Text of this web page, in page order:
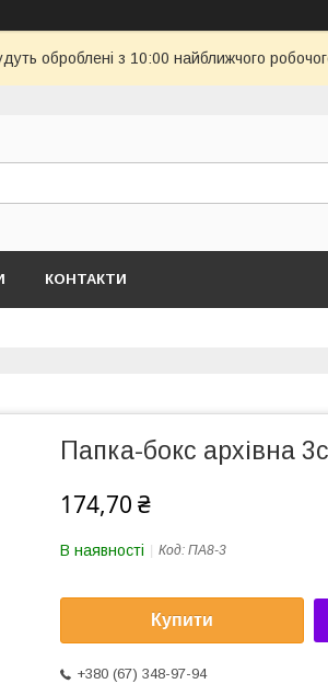
оброблені з 10:00 найближчого
КОНТАКТИ
Папка-бокс архівна
174,70 ₴
В наявності Код: ПА8-3
Купити
+380 (67) 348-97-94